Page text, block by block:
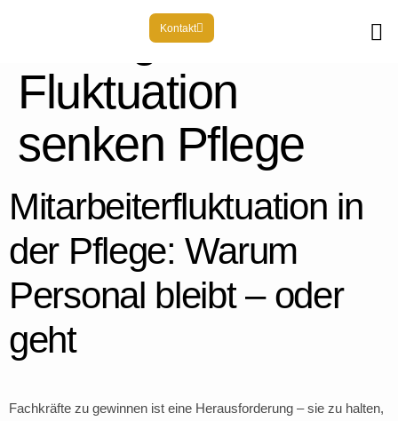
Kontakt
Schlagwort:
Fluktuation
senken Pflege
Mitarbeiterfluktuation in
der Pflege: Warum
Personal bleibt – oder
geht
Fachkräfte zu gewinnen ist eine Herausforderung – sie zu halten,